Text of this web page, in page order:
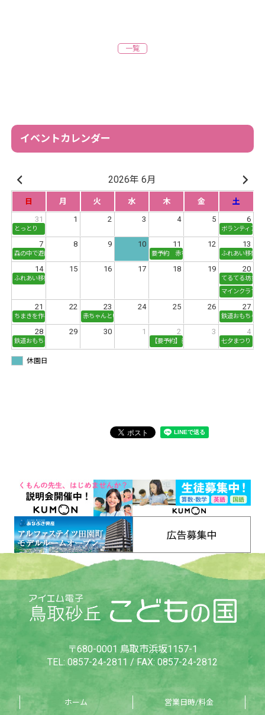
一覧
イベントカレンダー
2026年 6月
日 月 火 水 木 金
土
31
1 2 3 4 5 6
とっとり ＧOOＤ ＦOOＤ ＭAＲＫEＴ マルコラ開催！！ ボランティア
7 8 9 10 11 12 13
森の中で遊ぼう！！※中止 要予約 赤ちゃんといない・いない・ばあ
ふれあい移動動
14 15 16 17 18 19 20
ふれあい移動動物園！！
てるてる坊主を
マインクラフト
21 22 23 24 25 26 27
ちまきを作ろう！ 赤ちゃんといない・いない・ばあ！「赤ちゃんのプラム狩り体験」
鉄道おもちゃで
28 29 30 1 2 3 4
鉄道おもちゃで遊ぼう！ 【要予約】赤ちゃんといない・いない・
七夕まつり
休園日
〒680-0001 鳥取市浜坂1157-1
TEL: 0857-24-2811 / FAX: 0857-24-2812
ホーム 営業日時/料金